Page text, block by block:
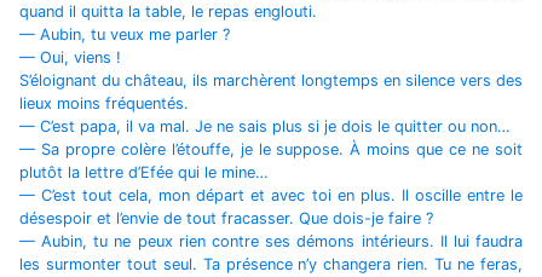
quand il quitta la table, le repas englouti.
— Aubin, tu veux me parler ?
— Oui, viens !
S’éloignant du château, ils marchèrent longtemps en silence vers des
lieux moins fréquentés.
— C’est papa, il va mal. Je ne sais plus si je dois le quitter ou non…
— Sa propre colère l’étouffe, je le suppose. À moins que ce ne soit
plutôt la lettre d’Efée qui le mine…
— C’est tout cela, mon départ et avec toi en plus. Il oscille entre le
désespoir et l’envie de tout fracasser. Que dois-je faire ?
— Aubin, tu ne peux rien contre ses démons intérieurs. Il lui faudra
les surmonter tout seul. Ta présence n’y changera rien. Tu ne feras,